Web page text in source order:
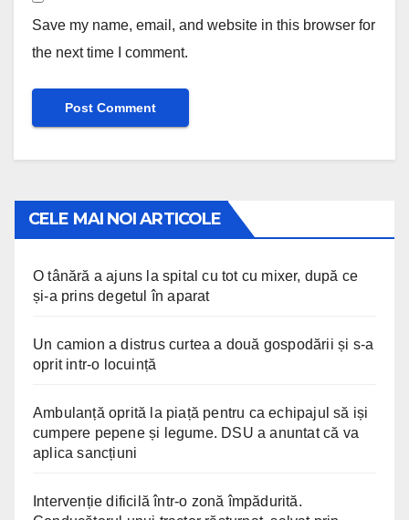
Save my name, email, and website in this browser for
the next time I comment.
CELE MAI NOI ARTICOLE
O tânără a ajuns la spital cu tot cu mixer, după ce
și-a prins degetul în aparat
Un camion a distrus curtea a două gospodării și s-a
oprit intr-o locuință
Ambulanță oprită la piață pentru ca echipajul să iși
cumpere pepene și legume. DSU a anuntat că va
aplica sancțiuni
Intervenție dificilă într-o zonă împădurită.